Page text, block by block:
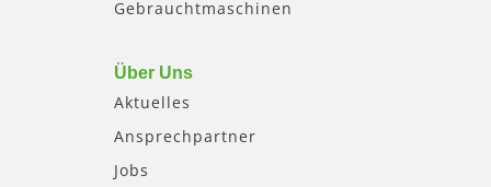
Gebrauchtmaschinen
Über Uns
Aktuelles
Ansprechpartner
Jobs